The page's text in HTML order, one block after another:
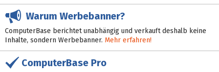
Warum Werbebanner?
ComputerBase berichtet unabhängig und verkauft deshalb keine
Inhalte, sondern Werbebanner. Mehr erfahren!
ComputerBase Pro